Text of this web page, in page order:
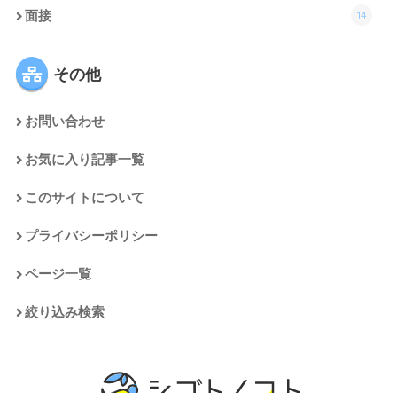
面接 14
その他
お問い合わせ
お気に入り記事一覧
このサイトについて
プライバシーポリシー
ページ一覧
絞り込み検索